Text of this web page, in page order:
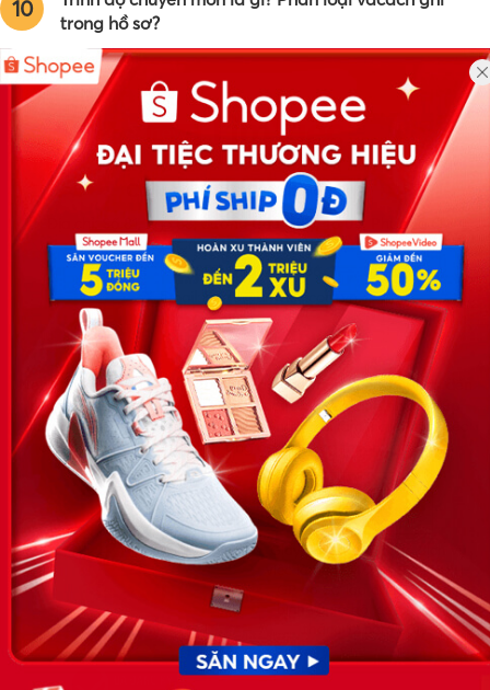
10
trong hồ sơ?
Công ty TNHH Eyeplus Online
Địa chỉ: Số 81, ngõ 68, đường Cầu Giấy, Tổ 05, Phường Quan
Hoa, Quận Cầu Giấy, TP Hà Nội, Việt Nam
SĐT: 0981 448 766
Email:
hotro@timviec.com.vn
VỀ CHÚNG TÔI
News.timviec.com.vn là website cung cấp thông tin liên quan đến
nhân sự, nghề nghiệp do Timviec.com.vn vận hành nhằm giúp
doanh nghiệp, nhân sự tuyển dụng, người đi làm, người tìm việc
cập nhật thông tin và đáp ứng được mong muốn của mình.
KẾT NỐI
Giấy phép hoạt động dịch vụ
việc làm số 54/2019/SLĐTBXH-
GP do Sở lao động thương
binh và xã hội cấp ngày 30
tháng 12 năm 2019.